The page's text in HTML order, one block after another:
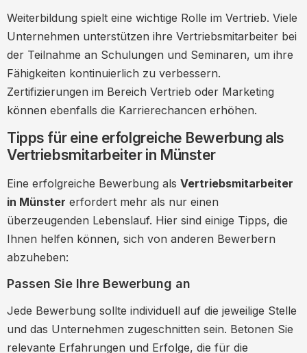
Weiterbildung spielt eine wichtige Rolle im Vertrieb. Viele
Unternehmen unterstützen ihre Vertriebsmitarbeiter bei
der Teilnahme an Schulungen und Seminaren, um ihre
Fähigkeiten kontinuierlich zu verbessern.
Zertifizierungen im Bereich Vertrieb oder Marketing
können ebenfalls die Karrierechancen erhöhen.
Tipps für eine erfolgreiche Bewerbung als
Vertriebsmitarbeiter in Münster
Eine erfolgreiche Bewerbung als Vertriebsmitarbeiter
in Münster erfordert mehr als nur einen
überzeugenden Lebenslauf. Hier sind einige Tipps, die
Ihnen helfen können, sich von anderen Bewerbern
abzuheben:
Passen Sie Ihre Bewerbung an
Jede Bewerbung sollte individuell auf die jeweilige Stelle
und das Unternehmen zugeschnitten sein. Betonen Sie
relevante Erfahrungen und Erfolge, die für die